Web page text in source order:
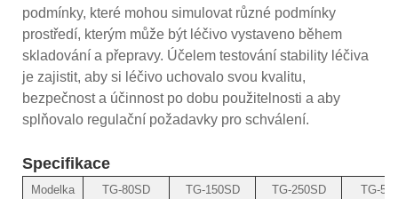
podmínky, které mohou simulovat různé podmínky
prostředí, kterým může být léčivo vystaveno během
skladování a přepravy. Účelem testování stability léčiva
je zajistit, aby si léčivo uchovalo svou kvalitu,
bezpečnost a účinnost po dobu použitelnosti a aby
splňovalo regulační požadavky pro schválení.
Specifikace
Modelka TG-80SD TG-150SD TG-250SD
TG-